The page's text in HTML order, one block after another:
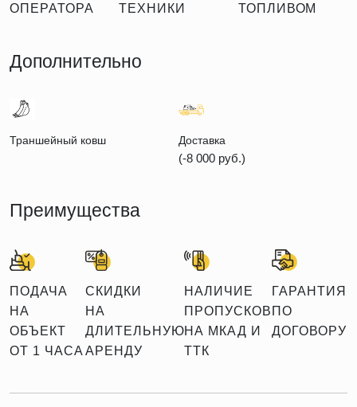
ОПЕРАТОРА
ТЕХНИКИ
ТОПЛИВОМ
Дополнительно
Траншейный ковш Доставка
(-8 000 руб.)
Преимущества
ПОДАЧА
НА
ОБЪЕКТ
ОТ 1 ЧАСА
СКИДКИ
НА
ДЛИТЕЛЬНУЮ
АРЕНДУ
НАЛИЧИЕ
ПРОПУСКОВ
НА МКАД И
ТТК
ГАРАНТИЯ
ПО
ДОГОВОРУ